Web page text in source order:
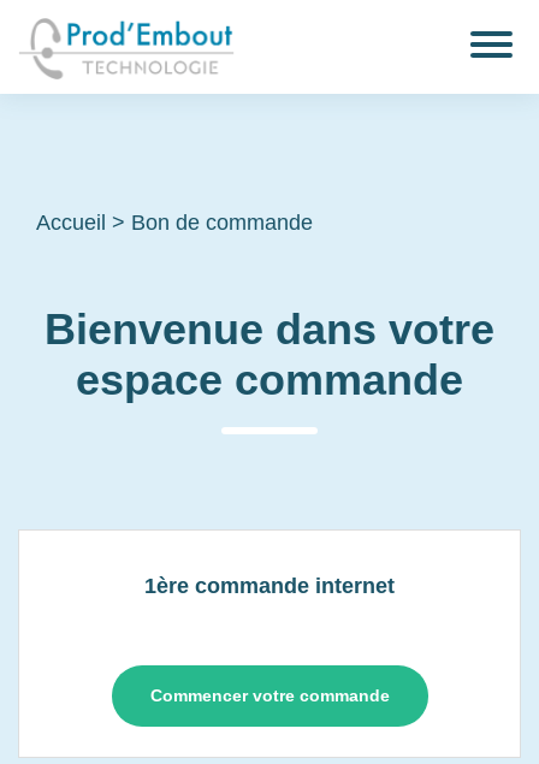
Accueil > Bon de commande
Bienvenue dans votre
espace commande
1ère commande internet
Commencer votre commande